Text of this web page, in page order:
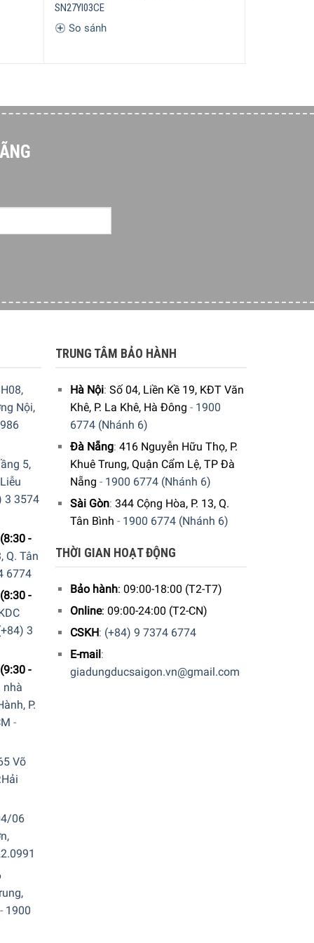
độ cao giúp dễ dàng điều chỉnh theo ba giai
được tải đầy.
SN27YI03CE
So sánh
Nội,
5,
3 3574
-
Q. Tân
6774
-
3
-
nhà
P.
-
Võ
06
- 1900
TRUNG TÂM BẢO HÀNH
Hà Nội: Số 04, Liền Kề 19, KĐT Văn
Khê, P. La Khê, Hà Đông - 1900
6774 (Nhánh 6)
Đà Nẵng: 416 Nguyễn Hữu Thọ, P.
Khuê Trung, Quận Cẩm Lệ, TP Đà
Nẵng - 1900 6774 (Nhánh 6)
Sài Gòn: 344 Cộng Hòa, P. 13, Q.
Tân Bình - 1900 6774 (Nhánh 6)
THỜI GIAN HOẠT ĐỘNG
Bảo hành: 09:00-18:00 (T2-T7)
Online: 09:00-24:00 (T2-CN)
CSKH: (+84) 9 7374 6774
E-mail:
giadungducsaigon.vn@gmail.com